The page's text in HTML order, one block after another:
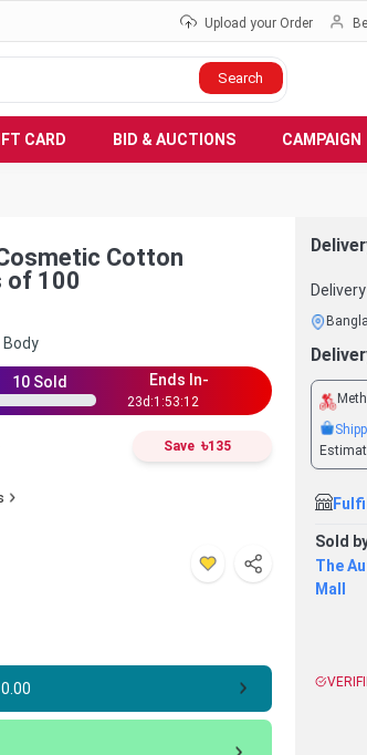
Upload your Order
Search
CARD BID & AUCTIONS CAMPAIGN
Cotton
of 100
Body
10 Sold Ends In-
23d:1 :53:11
Save ৳135
0.00
Sold
The
Mall